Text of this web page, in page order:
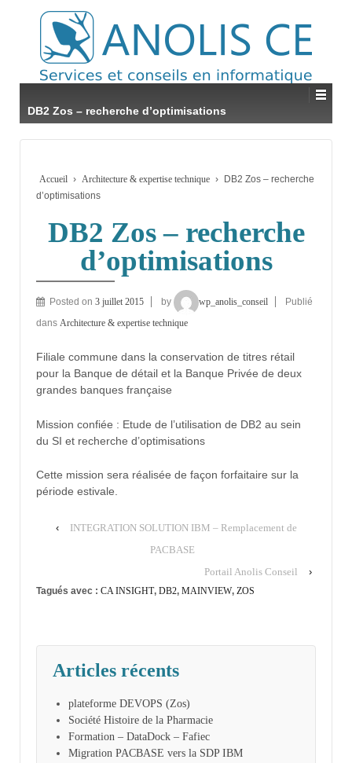
DB2 Zos – recherche d’optimisations
Accueil › Architecture & expertise technique ›
DB2 Zos – recherche
d’optimisations
DB2 Zos – recherche
d’optimisations
Posted on 3 juillet 2015 by wp_anolis_conseil
Publié
dans Architecture & expertise technique
Filiale commune dans la conservation de titres rétail
pour la Banque de détail et la Banque Privée de deux
grandes banques française
Mission confiée : Etude de l’utilisation de DB2 au sein
du SI et recherche d’optimisations
Cette mission sera réalisée de façon forfaitaire sur la
période estivale.
‹
INTEGRATION SOLUTION IBM – Remplacement de
PACBASE
Portail Anolis Conseil
›
Tagués avec : CA INSIGHT, DB2, MAINVIEW, ZOS
Articles récents
plateforme DEVOPS (Zos)
Société Histoire de la Pharmacie
Formation – DataDock – Fafiec
Migration PACBASE vers la SDP IBM